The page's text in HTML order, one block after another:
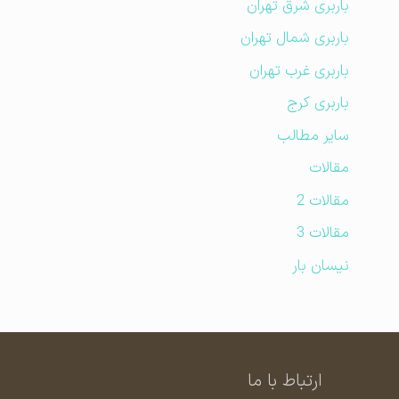
باربری شرق تهران
باربری شمال تهران
باربری غرب تهران
باربری کرج
سایر مطالب
مقالات
مقالات 2
مقالات 3
نیسان بار
ارتباط با ما